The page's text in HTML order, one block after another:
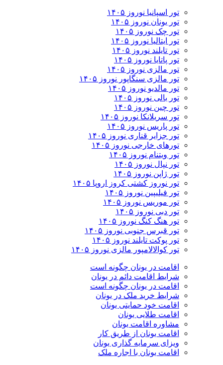
تور اسپانیا نوروز ۱۴۰۵
تور یونان نوروز ۱۴۰۵
تور چک نوروز ۱۴۰۵
تور ایتالیا نوروز ۱۴۰۵
تور تایلند نوروز ۱۴۰۵
تور پاتایا نوروز ۱۴۰۵
تور مالزی نوروز ۱۴۰۵
تور مالزی سنگاپور نوروز ۱۴۰۵
تور مالدیو نوروز ۱۴۰۵
تور بالی نوروز ۱۴۰۵
تور چين نوروز ۱۴۰۵
تور سریلانکا نوروز ۱۴۰۵
تور پاریس نوروز ۱۴۰۵
تور جزایر قناری نوروز ۱۴۰۵
تورهای خارجی نوروز ۱۴۰۵
تور ویتنام نوروز ۱۴۰۵
تور نپال نوروز ۱۴۰۵
تور ژاپن نوروز ۱۴۰۵
تور نوروز کشتی کروز اروپا ۱۴۰۵
تور فیلیپین نوروز ۱۴۰۵
تور موریس نوروز ۱۴۰۵
تور دبی نوروز ۱۴۰۵
تور هنگ کنگ نوروز ۱۴۰۵
تور قبرس جنوبی نوروز ۱۴۰۵
تور پوکت تایلند نوروز ۱۴۰۵
تور کوالالامپور مالزی نوروز ۱۴۰۵
اقامت در یونان چگونه است
شرایط اقامت دائم در یونان
اقامت در یونان چگونه است
شرایط خرید ملک در یونان
اقامت خود حمایتی یونان
اقامت طلایی یونان
مشاوره اقامت یونان
اقامت یونان از طریق کار
ویزای سرمایه گذاری یونان
اقامت یونان با اجاره ملک